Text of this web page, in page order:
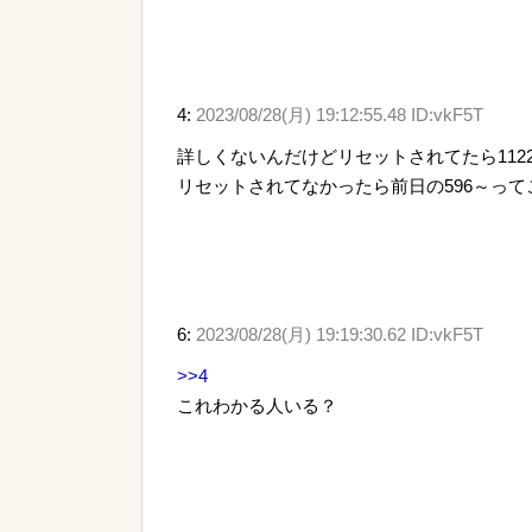
4: 2023/08/28(月) 19:12:55.48 ID:vkF5T
詳しくないんだけどリセットされてたら
リセットされてなかったら前日の596～って
6: 2023/08/28(月) 19:19:30.62 ID:vkF5T
>>4
これわかる人いる？